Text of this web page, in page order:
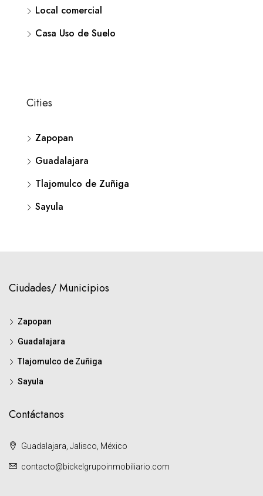
Local comercial
Casa Uso de Suelo
Cities
Zapopan
Guadalajara
Tlajomulco de Zuñiga
Sayula
Ciudades/ Municipios
Zapopan
Guadalajara
Tlajomulco de Zuñiga
Sayula
Contáctanos
Guadalajara, Jalisco, México
contacto@bickelgrupoinmobiliario.com